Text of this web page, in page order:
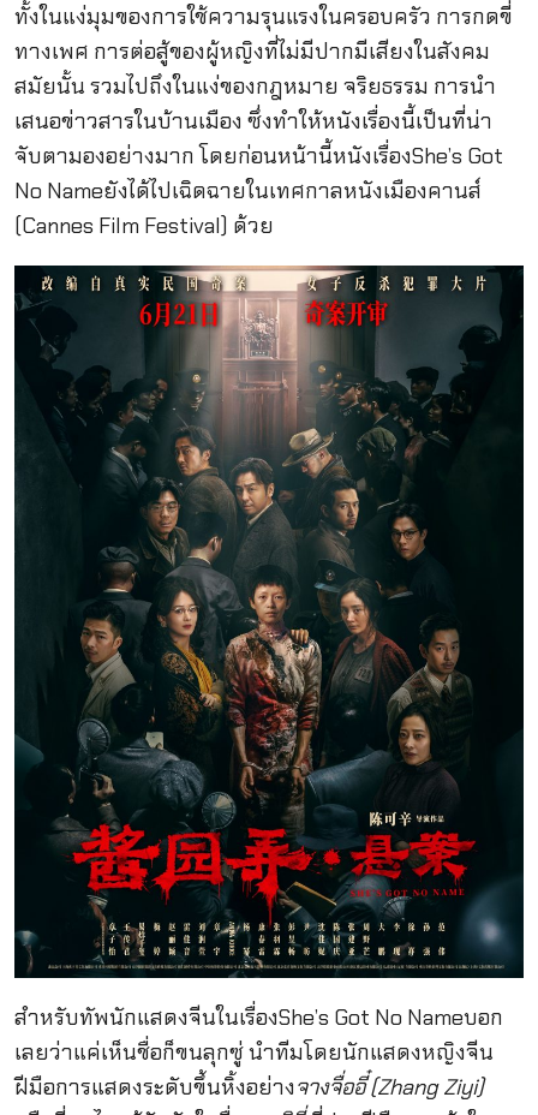
ทั้งในแง่มุมของการใช้ความรุนแรงในครอบครัว การกดขี่
ทางเพศ การต่อสู้ของผู้หญิงที่ไม่มีปากมีเสียงในสังคม
สมัยนั้น รวมไปถึงในแง่ของกฎหมาย จริยธรรม การนำ
เสนอข่าวสารในบ้านเมือง ซึ่งทำให้หนังเรื่องนี้เป็นที่น่า
จับตามองอย่างมาก โดยก่อนหน้านี้หนังเรื่องShe’s Got
No Nameยังได้ไปเฉิดฉายในเทศกาลหนังเมืองคานส์
(Cannes Film Festival) ด้วย
สำหรับทัพนักแสดงจีนในเรื่องShe’s Got No Nameบอก
เลยว่าแค่เห็นชื่อก็ขนลุกซู่ นำทีมโดยนักแสดงหญิงจีน
ฝีมือการแสดงระดับขึ้นหิ้งอย่างจางจื่ออี๋ (Zhang Ziyi)